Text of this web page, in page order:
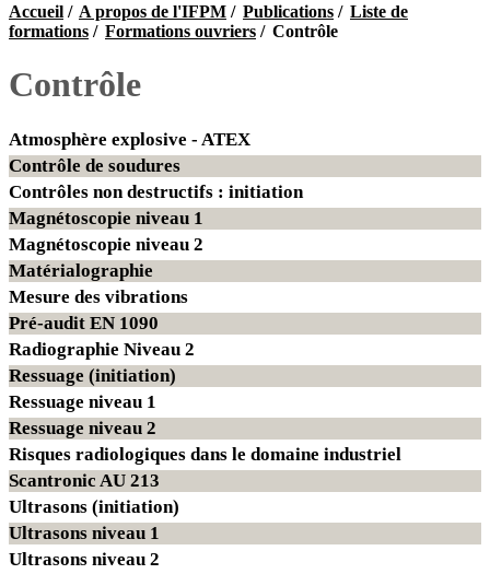
Accueil / A propos de l'IFPM / Publications / Liste de
formations / Formations ouvriers / Contrôle
Contrôle
Atmosphère explosive - ATEX
Contrôle de soudures
Contrôles non destructifs : initiation
Magnétoscopie niveau 1
Magnétoscopie niveau 2
Matérialographie
Mesure des vibrations
Pré-audit EN 1090
Radiographie Niveau 2
Ressuage (initiation)
Ressuage niveau 1
Ressuage niveau 2
Risques radiologiques dans le domaine industriel
Scantronic AU 213
Ultrasons (initiation)
Ultrasons niveau 1
Ultrasons niveau 2